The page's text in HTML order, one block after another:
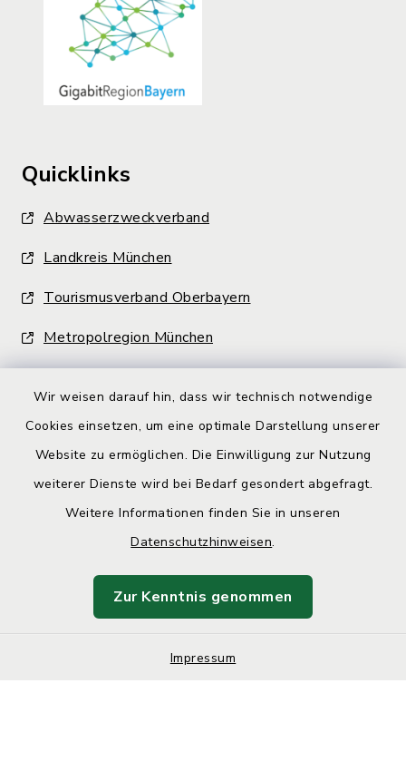
Wir weisen darauf hin, dass wir technisch notwendige
Cookies einsetzen, um eine optimale Darstellung unserer
Website zu ermöglichen. Die Einwilligung zur Nutzung
weiterer Dienste wird bei Bedarf gesondert abgefragt.
Weitere Informationen finden Sie in unseren
Datenschutzhinweisen.
Zur Kenntnis genommen
Impressum
Quicklinks
Abwasserzweckverband
Landkreis München
Tourismusverband Oberbayern
Metropolregion München
Barrierefreiheit
Impressum
Sitemap